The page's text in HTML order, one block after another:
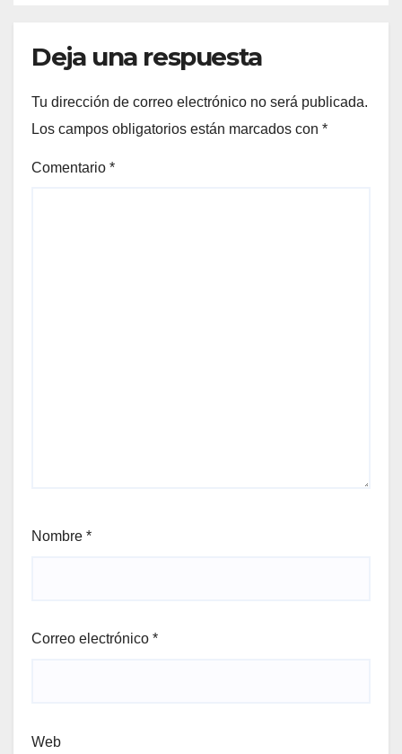
Deja una respuesta
Tu dirección de correo electrónico no será publicada.
Los campos obligatorios están marcados con *
Comentario *
Nombre *
Correo electrónico *
Web